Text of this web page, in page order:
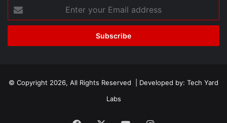
Enter
your
Email
© Copyright 2026, All Rights Reserved | Developed by: Tech Yard
Labs